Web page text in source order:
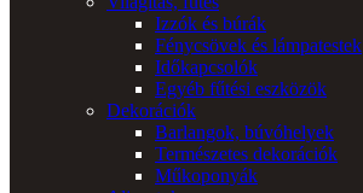
Izzók és búrák
Fénycsövek és lámpatestek
Időkapcsolók
Egyéb fűtési eszközök
Dekorációk
Barlangok, búvóhelyek
Természetes dekorációk
Műkoponyák